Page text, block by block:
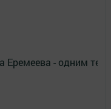
Еремеева - одним